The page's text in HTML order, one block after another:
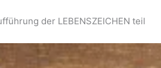
der LEBENSZEICHEN teil